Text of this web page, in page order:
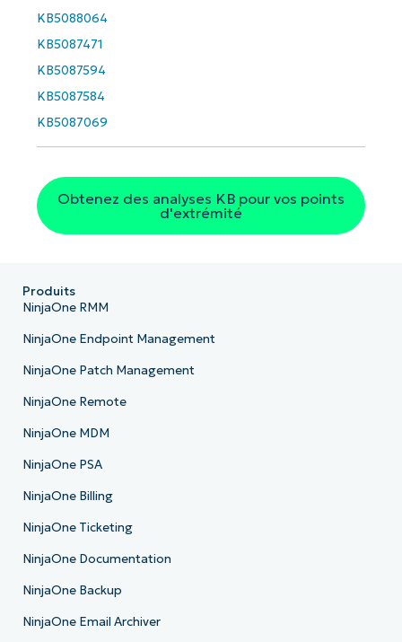
KB5088064
KB5087471
KB5087594
KB5087584
KB5087069
Obtenez des analyses KB pour vos points
d'extrémité
Phone
Pays
Company
Produits
NinjaOne RMM
NinjaOne Endpoint Management
NinjaOne Patch Management
NinjaOne Remote
NinjaOne MDM
NinjaOne PSA
NinjaOne Billing
NinjaOne Ticketing
NinjaOne Documentation
NinjaOne Backup
NinjaOne Email Archiver